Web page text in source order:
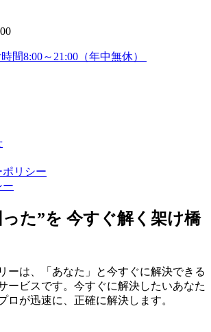
間8:00～21:00（年中無休）
リシー
ー
た”を 今すぐ解く架け橋
ーは、「あなた」と今すぐに解決できる
ービスです。今すぐに解決したいあなた
ロが迅速に、正確に解決します。